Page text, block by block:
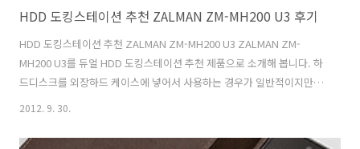
HDD 도킹스테이션 추천 ZALMAN ZM-MH200 U3 후기
HDD 도킹스테이션 추천 ZALMAN ZM-MH200 U3 ZALMAN ZM-
MH200 U3를 듀얼 HDD 도킹스테이션 추천 제품으로 소개해 봅니다. 하
드디스크를 외장하드 케이스에 넣어서 사용하는 경우가 일반적이지만
분리된 하드디스크가 많을 경우 쉽게 탈부착이 가능한 도킹스테이션도
테스트해보고 추천 할만하여 후기를 적어봅니다. 처음에 도킹스테이션
2012. 9. 30.